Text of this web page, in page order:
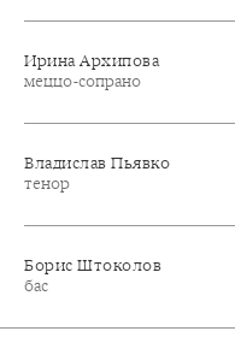
Ирина Архипова
меццо-сопрано
Владислав Пьявко
тенор
Борис Штоколов
бас